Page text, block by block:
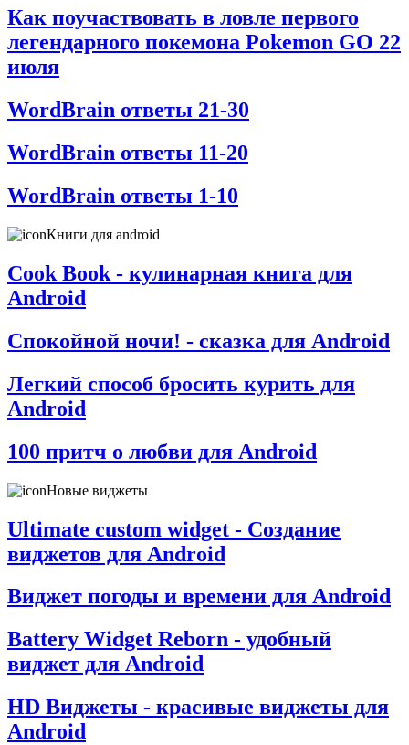
Как поучаствовать в ловле первого
легендарного покемона Pokemon GO 22
июля
WordBrain ответы 21-30
WordBrain ответы 11-20
WordBrain ответы 1-10
Книги для android
Cook Book - кулинарная книга для
Android
Спокойной ночи! - сказка для Android
Легкий способ бросить курить для
Android
100 притч о любви для Android
Новые виджеты
Ultimate custom widget - Создание
виджетов для Android
Виджет погоды и времени для Android
Battery Widget Reborn - удобный
виджет для Android
HD Виджеты - красивые виджеты для
Android